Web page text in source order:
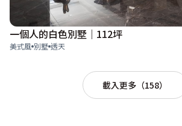
一個人的白色別墅｜112坪
美式風 別墅 透天
載入更多（158）